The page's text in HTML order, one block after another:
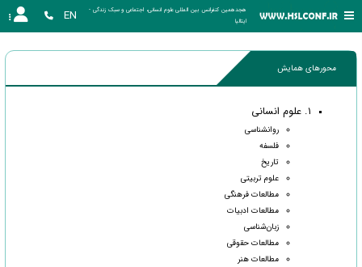
ایتالیا
EN
محورهای همایش
۱. علوم انسانی
روانشناسی
فلسفه
تاریخ
علوم تربیتی
مطالعات فرهنگی
مطالعات ادبیات
زبان‌شناسی
مطالعات حقوقی
مطالعات هنر